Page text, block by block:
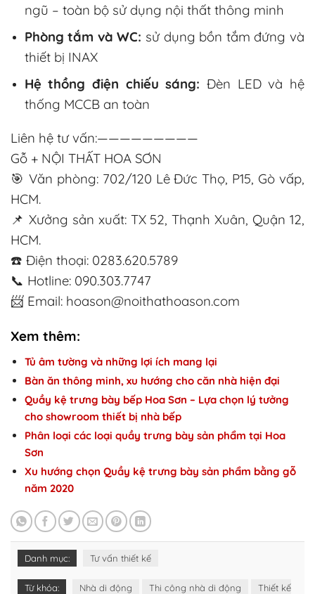
ngũ – toàn bộ sử dụng nội thất thông minh
Phòng tắm và WC: sử dụng bồn tắm đứng và
thiết bị INAX
Hệ thồng điện chiếu sáng: Đèn LED và hệ
thống MCCB an toàn
Liên hệ tư vấn:—————————
Gỗ + NỘI THẤT HOA SƠN
🎯 Văn phòng: 702/120 Lê Đức Thọ, P15, Gò vấp,
HCM.
📌 Xưởng sản xuất: TX 52, Thạnh Xuân, Quận 12,
HCM.
☎️ Điện thoại: 0283.620.5789
📞 Hotline: 090.303.7747
📨 Email: hoason@noithathoason.com
Xem thêm:
Tủ âm tường và những lợi ích mang lại
Bàn ăn thông minh, xu hướng cho căn nhà hiện đại
Quầy kệ trưng bày bếp Hoa Sơn – Lựa chọn lý tưởng
cho showroom thiết bị nhà bếp
Phân loại các loại quầy trưng bày sản phẩm tại Hoa
Sơn
Xu hướng chọn Quầy kệ trưng bày sản phẩm bằng gỗ
năm 2020
Danh mục: Tư vấn thiết kế
Từ khóa: Nhà di động Thi công nhà di động Thiết kế